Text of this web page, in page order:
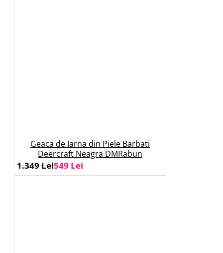
Geaca de Iarna din Piele Barbati
Deercraft Neagra DMRabun
549 Lei
1.349 Lei